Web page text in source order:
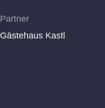
Partner
Gästehaus Kastl